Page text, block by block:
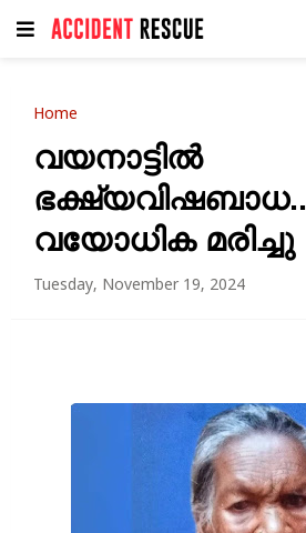
Home
വയനാട്ടിൽ
ഭക്ഷ്യവിഷബാധ..
വയോധിക മരിച്ചു
Tuesday, November 19, 2024